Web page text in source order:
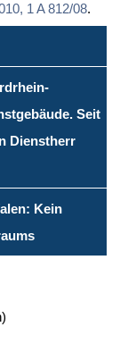
1 A 812/08.
Seit
Dienstherr
Kein